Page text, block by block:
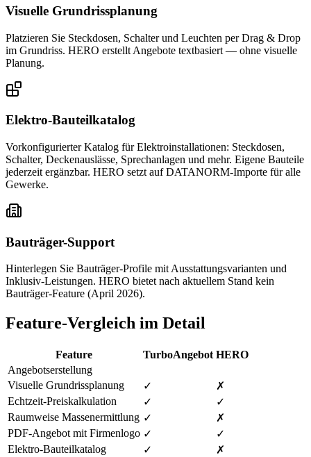
Visuelle Grundrissplanung
Platzieren Sie Steckdosen, Schalter und Leuchten per Drag & Drop
im Grundriss. HERO erstellt Angebote textbasiert — ohne visuelle
Planung.
Elektro-Bauteilkatalog
Vorkonfigurierter Katalog für Elektroinstallationen: Steckdosen,
Schalter, Deckenauslässe, Sprechanlagen und mehr. Eigene Bauteile
jederzeit ergänzbar. HERO setzt auf DATANORM-Importe für alle
Gewerke.
Bauträger-Support
Hinterlegen Sie Bauträger-Profile mit Ausstattungsvarianten und
Inklusiv-Leistungen. HERO bietet nach aktuellem Stand kein
Bauträger-Feature (April 2026).
Feature-Vergleich im Detail
Feature TurboAngebot HERO
Angebotserstellung
Visuelle Grundrissplanung
✓
✗
Echtzeit-Preiskalkulation
✓
✓
Raumweise Massenermittlung ✓
✗
PDF-Angebot mit Firmenlogo ✓
✓
Elektro-Bauteilkatalog
✓
✗